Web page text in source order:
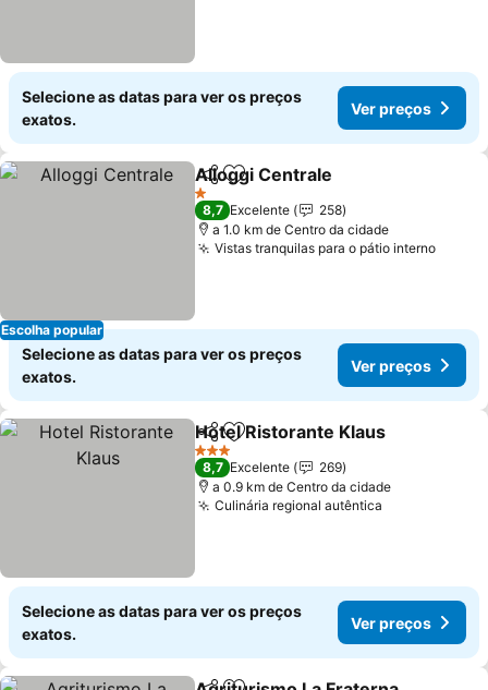
Selecione as datas para ver os preços
exatos.
Ver preços
Escolha popular
PartilharAdicionar aos favoritos
Alloggi Centrale
1 Estrelas
8,7 Excelente
258
a 1.0 km de Centro da cidade
Vistas tranquilas para o pátio interno
Selecione as datas para ver os preços
exatos.
Ver preços
PartilharAdicionar aos favoritos
Hotel Ristorante Klaus
3 Estrelas
8,7 Excelente
269
a 0.9 km de Centro da cidade
Culinária regional autêntica
Selecione as datas para ver os preços
exatos.
Ver preços